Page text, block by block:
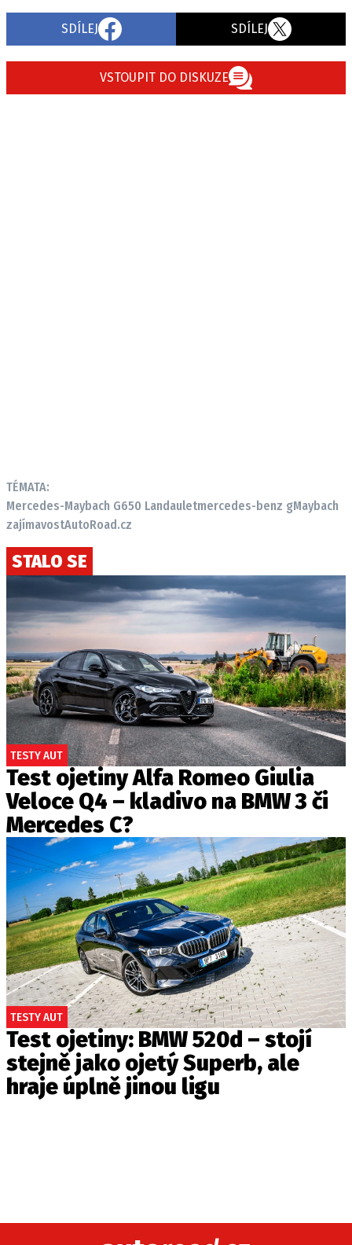
SDÍLEJ SDÍLEJ
VSTOUPIT DO DISKUZE
TÉMATA:
Mercedes-Maybach G650 Landauletmercedes-benz gMaybach
zajímavostAutoRoad.cz
STALO SE
TESTY AUT
Test ojetiny Alfa Romeo Giulia
Veloce Q4 – kladivo na BMW 3 či
Mercedes C?
TESTY AUT
Test ojetiny: BMW 520d – stojí
stejně jako ojetý Superb, ale
hraje úplně jinou ligu